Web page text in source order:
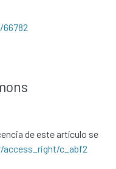
de este artículo se
c_abf2